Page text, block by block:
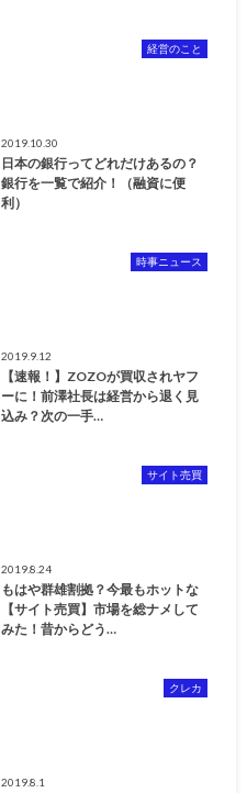
経営のこと
2019.10.30
日本の銀行ってどれだけあるの？
銀行を一覧で紹介！（融資に便
利）
時事ニュース
2019.9.12
【速報！】ZOZOが買収されヤフ
ーに！前澤社長は経営から退く見
込み？次の一手…
サイト売買
2019.8.24
もはや群雄割拠？今最もホットな
【サイト売買】市場を総ナメして
みた！昔からどう…
クレカ
2019.8.1